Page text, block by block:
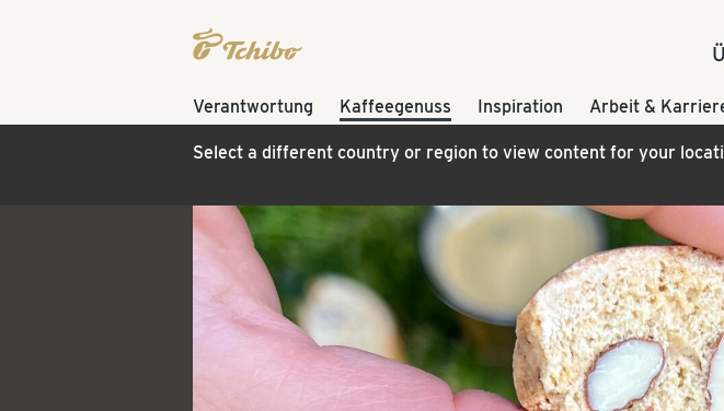
Verantwortung Kaffeegenuss Inspiration Arbeit &
Select a different country or region to view content for your